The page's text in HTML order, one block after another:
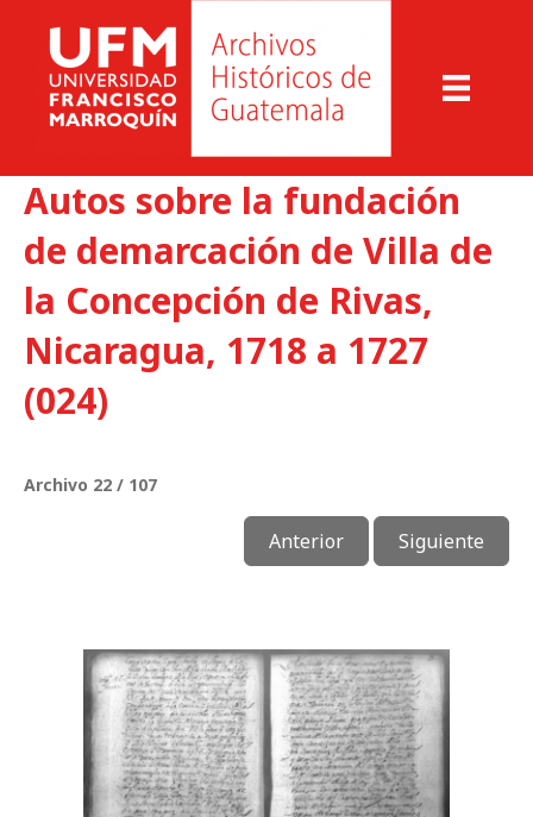
Autos sobre la fundación
de demarcación de Villa de
la Concepción de Rivas,
Nicaragua, 1718 a 1727
(024)
Archivo 22 / 107
Anterior Siguiente